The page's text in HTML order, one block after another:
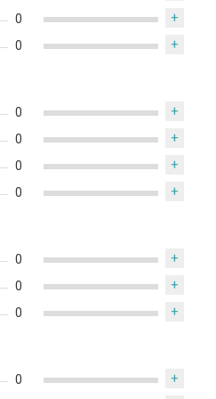
0 +
0 +
0 +
0 +
0 +
0 +
0 +
0 +
0 +
0
+